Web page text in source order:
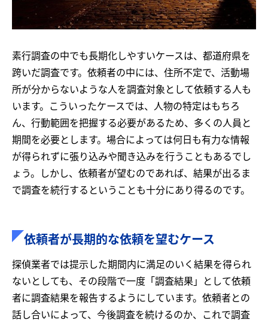
素行調査の中でも長期化しやすいケースは、都道府県を
跨いだ調査です。依頼者の中には、住所不定で、活動場
所が分からないような人を調査対象として依頼する人も
います。こういったケースでは、人物の特定はもちろ
ん、行動範囲を把握する必要があるため、多くの人員と
期間を必要とします。場合によっては何日も有力な情報
が得られずに張り込みや聞き込みを行うこともあるでし
ょう。しかし、依頼者が望むのであれば、結果が出るま
で調査を続行するということも十分にあり得るのです。
依頼者が長期的な依頼を望むケース
探偵業者では提示した期間内に満足のいく結果を得られ
ないとしても、その段階で一度「調査結果」として依頼
者に調査結果を報告するようにしています。依頼者との
話し合いによって、今後調査を続けるのか、これで調査